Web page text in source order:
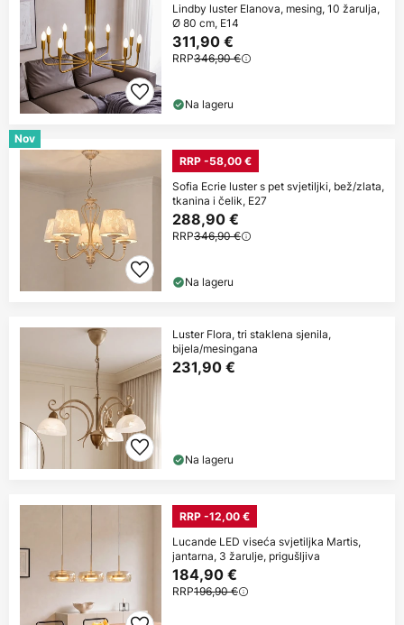
Lindby luster Elanova, mesing, 10 žarulja,
Ø 80 cm, E14
311,90 €
RRP346,90 €
Na lageru
Nov
RRP -58,00 €
Sofia Ecrie luster s pet svjetiljki, bež/zlata,
tkanina i čelik, E27
288,90 €
RRP346,90 €
Na lageru
Luster Flora, tri staklena sjenila,
bijela/mesingana
231,90 €
Na lageru
RRP -12,00 €
Lucande LED viseća svjetiljka Martis,
jantarna, 3 žarulje, prigušljiva
184,90 €
RRP196,90 €